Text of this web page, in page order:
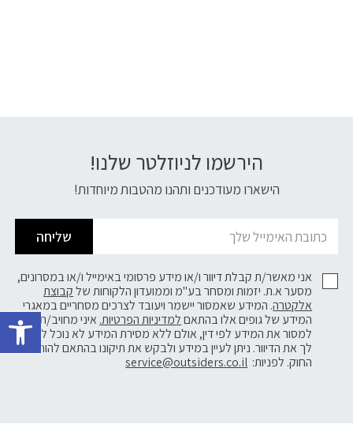
הירשמו לניוזלטר שלנו!
הישארו מעודכנים ותהנו מהטבות מיוחדות!
שליחה
אני מאשר/ת קבלת דיוור ו/או מידע פרסומי באימייל ו/או במסרונים,
מסער א.ת. יזמות ומסחר בע"מ וממועדון הלקוחות שלקבוצת
אלקטרה. המידע שאמסור יישמר ויעובד לצרכים מסחריים במאגרי
המידע של גופים אלו בהתאםלמדיניות הפרטיות. איני מחויב/ת
למסור את המידע לפי דין, אולם ללא מסירת המידע לא נוכל לשלוח
לך את הדיוור. ניתן לעיין במידע ולבקש את תיקונו בהתאם להוראות
החוק. לפניות: service@outsiders.co.il